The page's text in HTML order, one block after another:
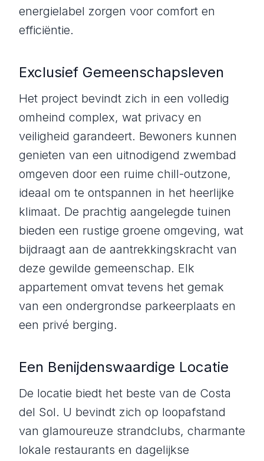
energielabel zorgen voor comfort en
efficiëntie.
Exclusief Gemeenschapsleven
Het project bevindt zich in een volledig
omheind complex, wat privacy en
veiligheid garandeert. Bewoners kunnen
genieten van een uitnodigend zwembad
omgeven door een ruime chill-outzone,
ideaal om te ontspannen in het heerlijke
klimaat. De prachtig aangelegde tuinen
bieden een rustige groene omgeving, wat
bijdraagt aan de aantrekkingskracht van
deze gewilde gemeenschap. Elk
appartement omvat tevens het gemak
van een ondergrondse parkeerplaats en
een privé berging.
Een Benijdenswaardige Locatie
De locatie biedt het beste van de Costa
del Sol. U bevindt zich op loopafstand
van glamoureuze strandclubs, charmante
lokale restaurants en dagelijkse